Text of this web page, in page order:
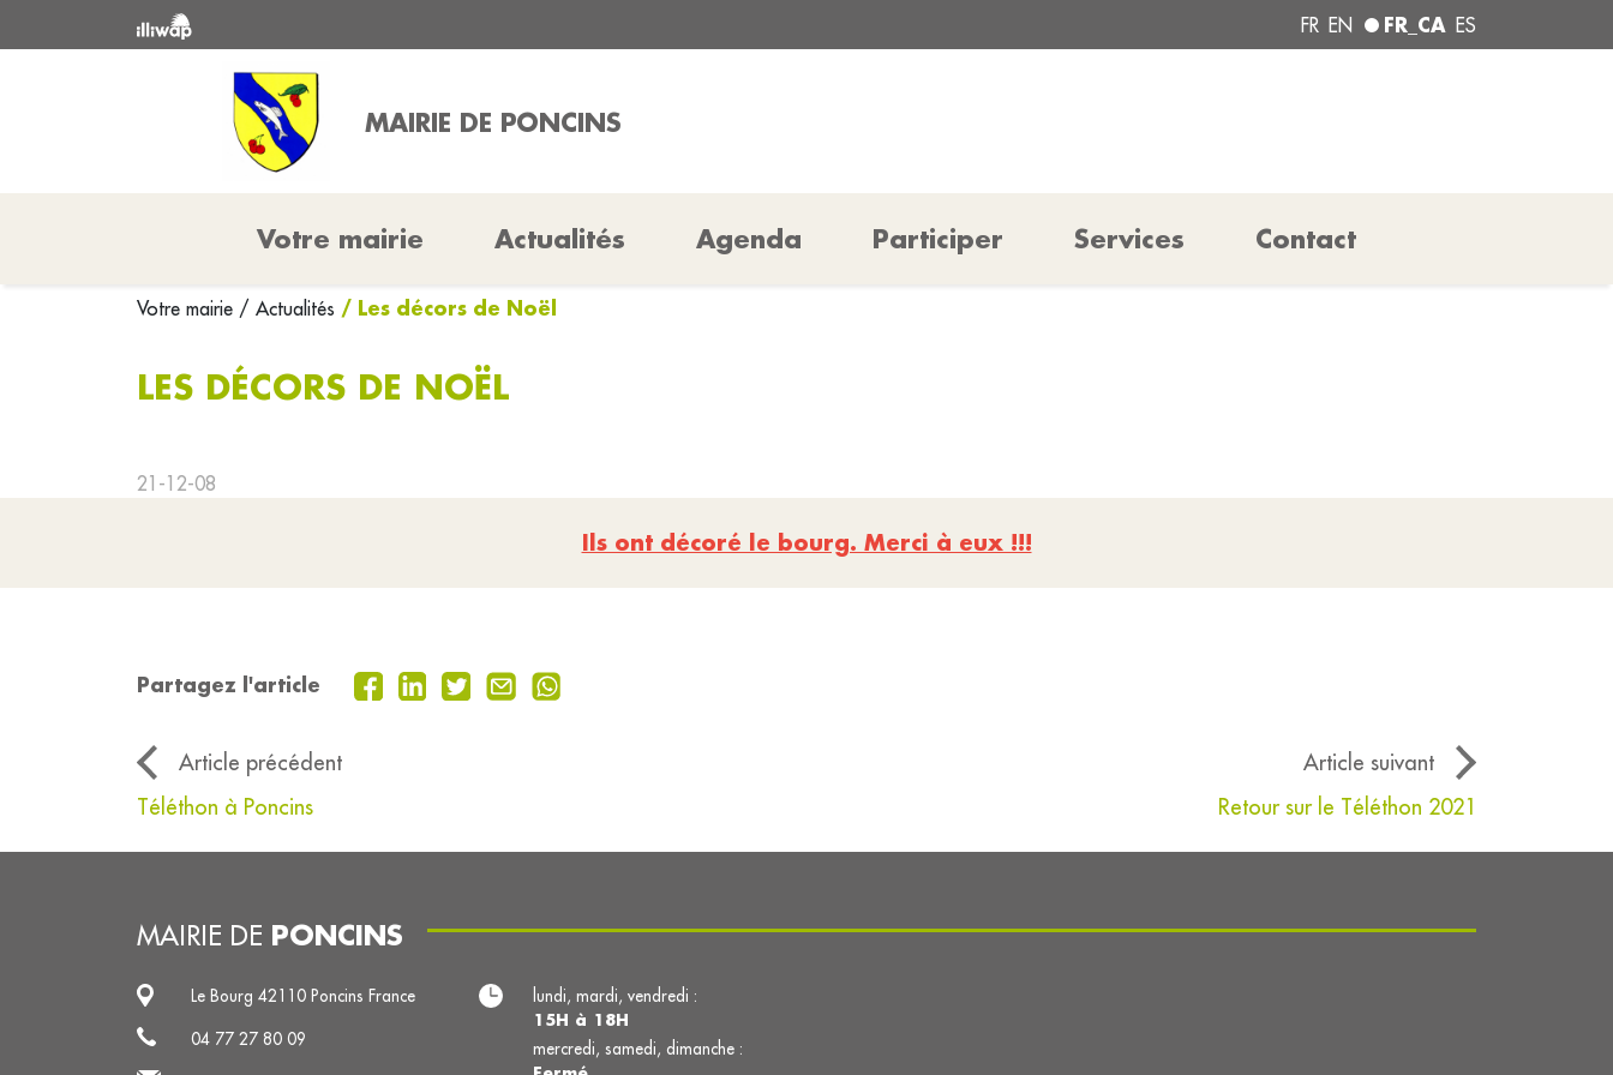
FR EN FR_CA ES
MAIRIE DE PONCINS
Votre mairie Actualités Agenda Participer Services Contact
Votre mairie / Actualités / Les décors de Noël
LES DÉCORS DE NOËL
21-12-08
Ils ont décoré le bourg. Merci à eux !!!
Partagez l'article
Article précédent
Article suivant
Téléthon à Poncins
Retour sur le Téléthon 2021
MAIRIE DE PONCINS
Le Bourg 42110 Poncins France
04 77 27 80 09
lundi, mardi, vendredi :
15H à 18H
mercredi, samedi, dimanche :